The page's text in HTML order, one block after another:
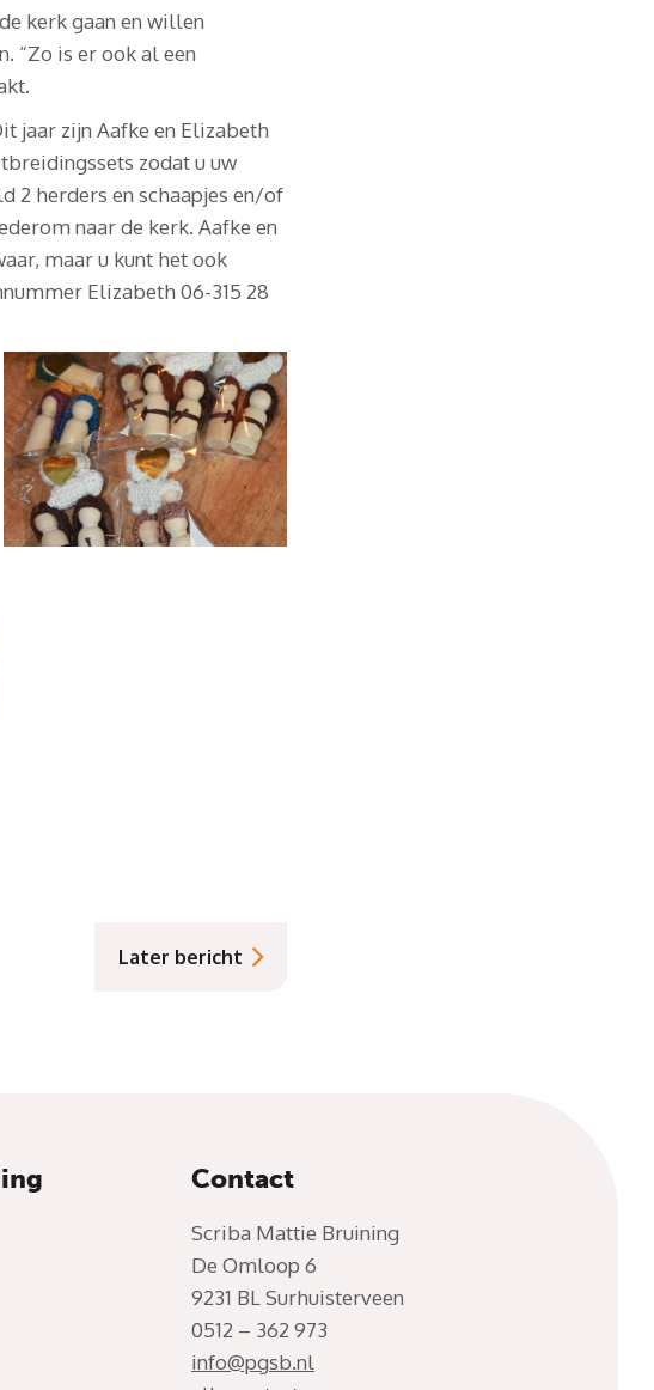
kerk gaan en willen
“Zo is er ook al een
jaar zijn Aafke en Elizabeth
zodat u uw
2 herders en schaapjes en/of
naar de kerk. Aafke en
maar u kunt het ook
Elizabeth 06-315 28
Later bericht
Contact
Scriba Mattie Bruining
De Omloop 6
9231 BL Surhuisterveen
0512 – 362 973
info@pgsb.nl